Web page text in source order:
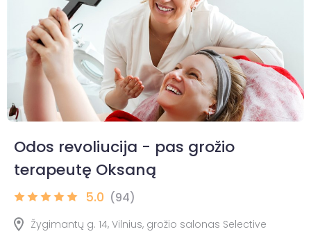
Odos revoliucija - pas grožio
terapeutę Oksaną
5.0 (94)
Žygimantų g. 14, Vilnius, grožio salonas Selective